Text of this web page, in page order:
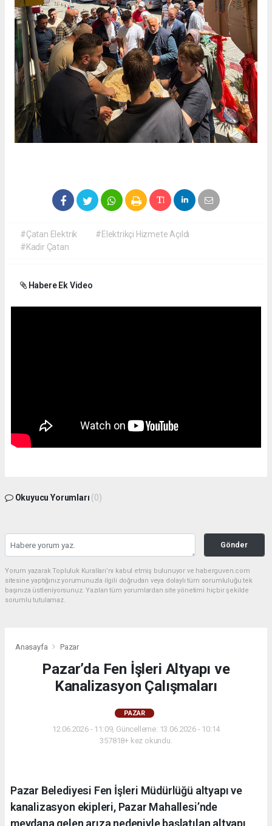
#Çatan Elektrik
#Elektrikçi Hizmete Açıldı
#Kadir Çatan
Habere Ek Video
Okuyucu Yorumları (0)
Gönder
Yorum yazarak Topluluk Kuralları’nı kabul etmiş bulunuyor ve haberguven.com
sitesine yaptığınız yorumunuzla ilgili doğrudan veya dolaylı tüm sorumluluğu tek
başınıza üstleniyorsunuz. Yazılan tüm yorumlardan site yönetimi hiçbir şekilde
sorumlu tutulamaz.
Anasayfa Pazar
Pazar’da Fen İşleri Altyapı ve
Kanalizasyon Çalışmaları
PAZAR
12.06.2026 - 11:09, Güncelleme: 13.06.2026 - 10:14
357818+ kez okundu.
Pazar Belediyesi Fen İşleri Müdürlüğü altyapı ve
kanalizasyon ekipleri, Pazar Mahallesi’nde
meydana gelen arıza nedeniyle başlatılan altyapı